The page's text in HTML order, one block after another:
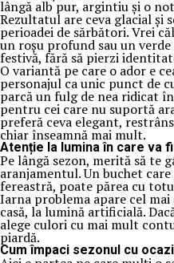
lângă alb pur, argintiu și o
Rezultatul are ceva glacial și
perioadei de sărbători. Vrei
un roșu profund sau un
festivă, fără să pierzi
O variantă pe care o ador e
personajul ca unic punct de
parcă un fulg de nea ridicat
pentru cei care nu suportă
preferă ceva elegant,
chiar înseamnă mai mult.
Atenție la lumina în care va
Pe lângă sezon, merită să te
aranjamentul. Un buchet
fereastră, poate părea cu
Iarna problema apare cel
casă, la lumină artificială.
alege culori cu mai mult
piardă.
Cum împaci sezonul cu